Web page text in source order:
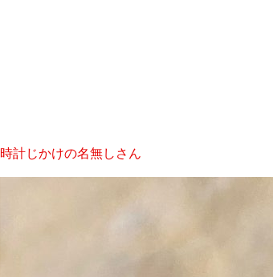
時計じかけの名無しさん